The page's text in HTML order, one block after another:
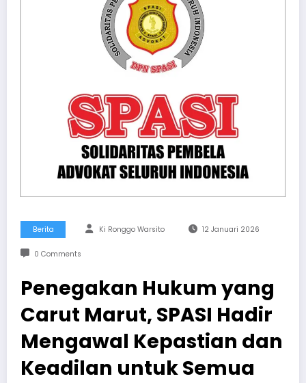
Berita Ki Ronggo Warsito 12 Januari 2026
0 Comments
Penegakan Hukum yang
Carut Marut, SPASI Hadir
Mengawal Kepastian dan
Keadilan untuk Semua